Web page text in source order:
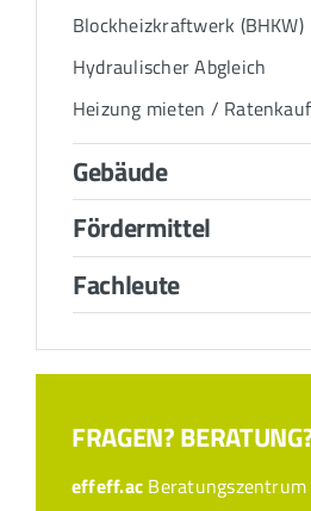
Blockheizkraftwerk (BHKW)
Hydraulischer Abgleich
Heizung mieten / Ratenkauf
Gebäude
Fördermittel
Fachleute
FRAGEN?
effeff.ac Beratungszentrum